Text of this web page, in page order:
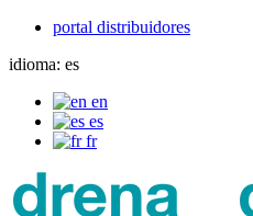
portal distribuidores
idioma: es
en
es
fr